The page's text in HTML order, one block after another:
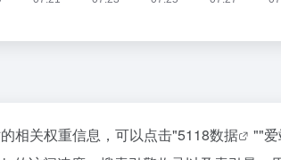
相关权重信息，可以点击"5118数据 ""